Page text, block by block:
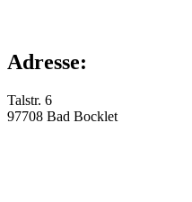
Adresse:
Talstr. 6
97708 Bad Bocklet